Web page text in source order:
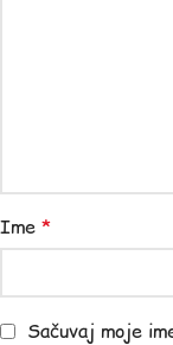
Ime *
Sačuvaj moje